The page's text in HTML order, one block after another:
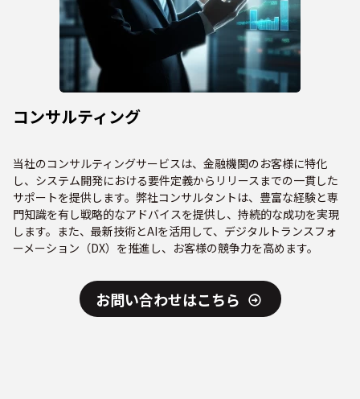
コンサルティング
当社のコンサルティングサービスは、金融機関のお客様に特化
し、システム開発における要件定義からリリースまでの一貫した
サポートを提供します。弊社コンサルタントは、豊富な経験と専
門知識を有し戦略的なアドバイスを提供し、持続的な成功を実現
します。また、最新技術とAIを活用して、デジタルトランスフォ
ーメーション（DX）を推進し、お客様の競争力を高めます。
お問い合わせはこちら